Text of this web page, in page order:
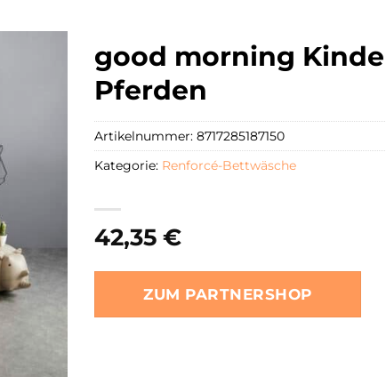
good morning
Pferden
42,35€
ZUM PARTNERSHOP
Artikelnummer:8717285187150
Kategorie: Renforcé-Bettwäsche